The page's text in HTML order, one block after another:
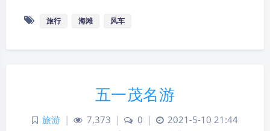
旅行 海滩 风车
五一茂名游
旅游 | 7,373 | 0 |
2021-5-10 21:44